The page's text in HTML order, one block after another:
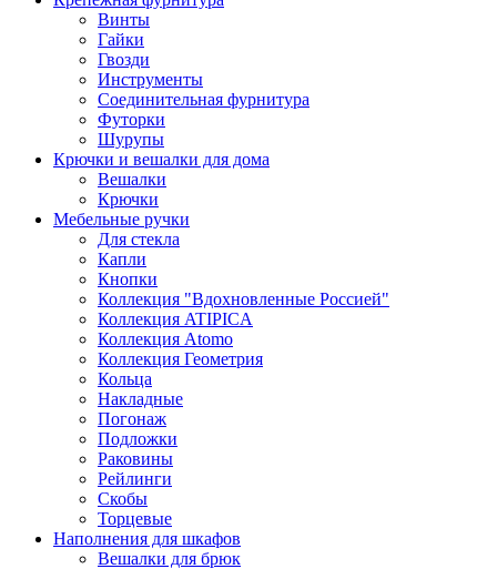
Винты
Гайки
Гвозди
Инструменты
Соединительная фурнитура
Футорки
Шурупы
Крючки и вешалки для дома
Вешалки
Крючки
Мебельные ручки
Для стекла
Капли
Кнопки
Коллекция "Вдохновленные Россией"
Коллекция ATIPICA
Коллекция Atomo
Коллекция Геометрия
Кольца
Накладные
Погонаж
Подложки
Раковины
Рейлинги
Скобы
Торцевые
Наполнения для шкафов
Вешалки для брюк